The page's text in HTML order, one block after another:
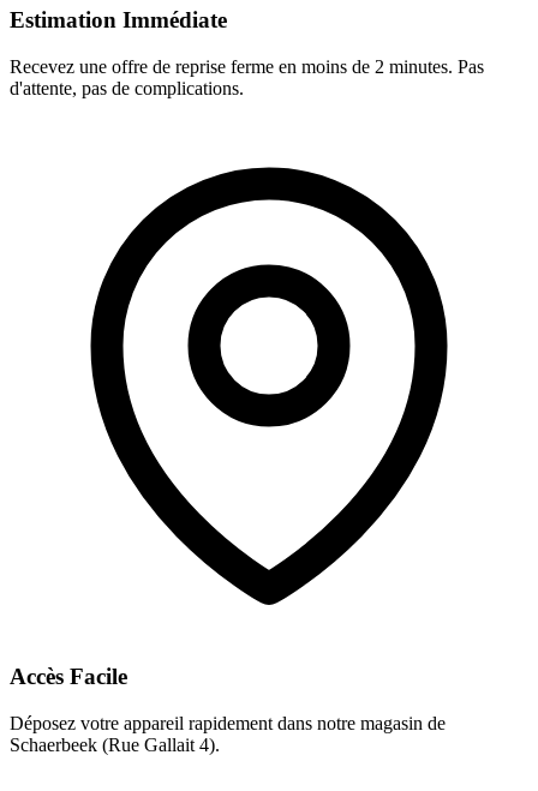
Estimation Immédiate
Recevez une offre de reprise ferme en moins de 2 minutes. Pas
d'attente, pas de complications.
Accès Facile
Déposez votre appareil rapidement dans notre magasin de
Schaerbeek (Rue Gallait 4).